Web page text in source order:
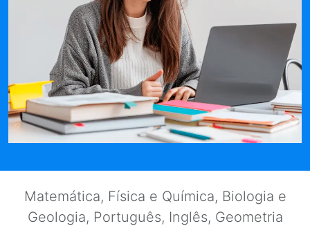
Matemática, Física e Química, Biologia e
Geologia, Português, Inglês, Geometria